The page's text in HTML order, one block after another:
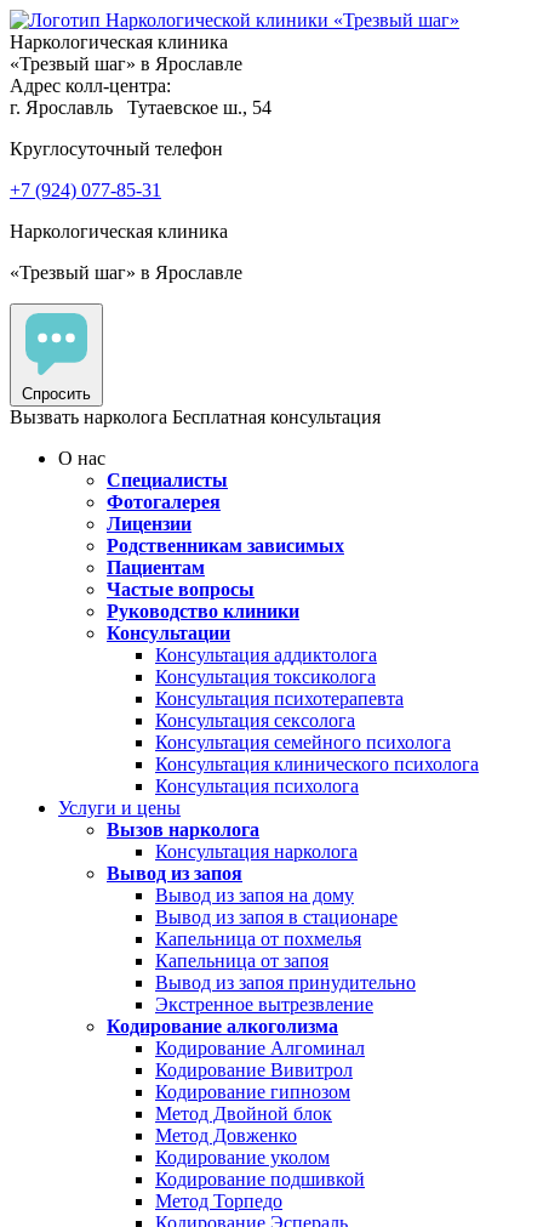
Наркологическая клиника
«Трезвый шаг» в Ярославле
Адрес колл-центра:
г. Ярославль
Тутаевское ш., 54
Круглосуточный телефон
+7 (924) 077-85-31
Наркологическая клиника
«Трезвый шаг» в Ярославле
Спросить
Вызвать нарколога Бесплатная консультация
О нас
Специалисты
Фотогалерея
Лицензии
Родственникам зависимых
Пациентам
Частые вопросы
Руководство клиники
Консультации
Консультация аддиктолога
Консультация токсиколога
Консультация психотерапевта
Консультация сексолога
Консультация семейного психолога
Консультация клинического психолога
Консультация психолога
Услуги и цены
Вызов нарколога
Консультация нарколога
Вывод из запоя
Вывод из запоя на дому
Вывод из запоя в стационаре
Капельница от похмелья
Капельница от запоя
Вывод из запоя принудительно
Экстренное вытрезвление
Кодирование алкоголизма
Кодирование Алгоминал
Кодирование Вивитрол
Кодирование гипнозом
Метод Двойной блок
Метод Довженко
Кодирование уколом
Кодирование подшивкой
Метод Торпедо
Кодирование Эспераль